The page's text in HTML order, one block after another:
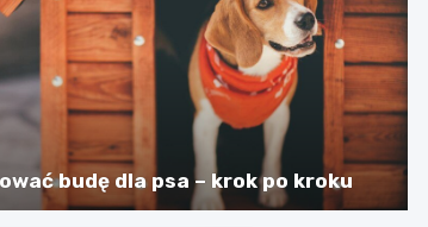
budę dla psa – krok po kroku